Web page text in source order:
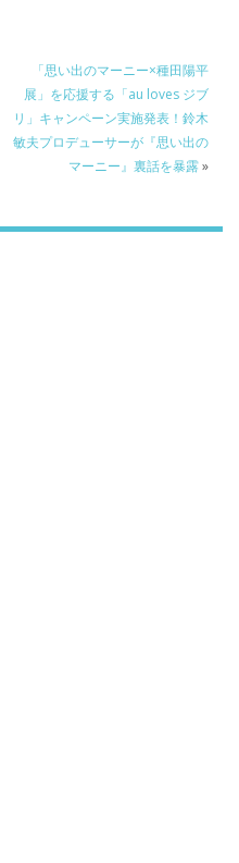
「思い出のマーニー×種田陽平
展」を応援する「au loves ジブ
リ」キャンペーン実施発表！鈴木
敏夫プロデューサーが『思い出の
マーニー』裏話を暴露»